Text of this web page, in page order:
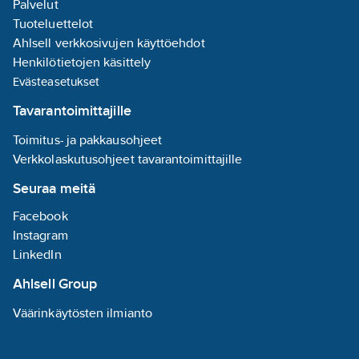
Palvelut
Tuoteluettelot
Ahlsell verkkosivujen käyttöehdot
Henkilötietojen käsittely
Evästeasetukset
Tavarantoimittajille
Toimitus- ja pakkausohjeet
Verkkolaskutusohjeet tavarantoimittajille
Seuraa meitä
Facebook
Instagram
LinkedIn
Ahlsell Group
Väärinkäytösten ilmianto